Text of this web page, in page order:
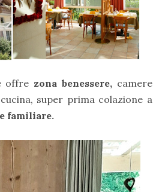
offre zona benessere, camere
super prima colazione a
familiare.